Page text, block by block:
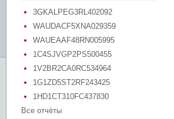
3GKALPEG3RL402092
WAUDACF5XNA029359
WAUEAAF48RN005995
1C4SJVGP2PS500455
1V2BR2CA0RC534964
1G1ZD5ST2RF243425
1HD1CT310FC437830
Все отчёты